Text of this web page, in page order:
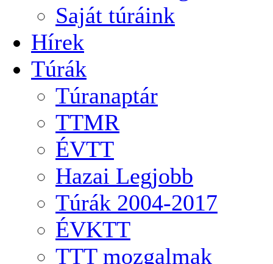
Saját túráink
Hírek
Túrák
Túranaptár
TTMR
ÉVTT
Hazai Legjobb
Túrák 2004-2017
ÉVKTT
TTT mozgalmak